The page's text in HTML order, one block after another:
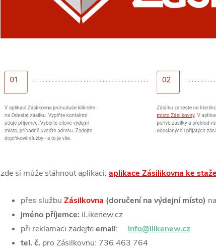
zde si může stáhnout aplikaci: aplikace Zásilikovna ke
přes službu Zásilkovna (doručení na výdejní místo)
jméno příjemce: iLikenew.cz
při reklamaci zadejteemail: info@ilikenew.cz
tel. č. pro Zásilkovnu: 736 463 764